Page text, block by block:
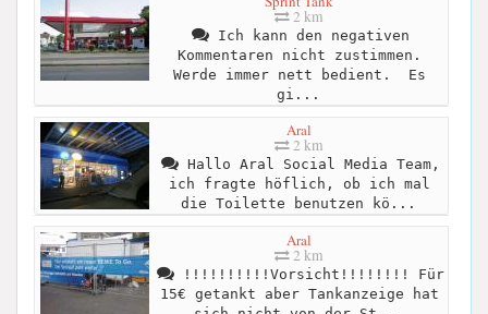
2 km
Ich kann den negativen
Kommentaren nicht zustimmen.
Werde immer nett bedient. ‍ Es
gi...
Aral
2 km
Hallo Aral Social Media Team,
ich fragte höflich, ob ich mal
die Toilette benutzen kö...
Aral
2 km
!!!!!!!!!!Vorsicht!!!!!!!! Für
15€ getankt aber Tankanzeige hat